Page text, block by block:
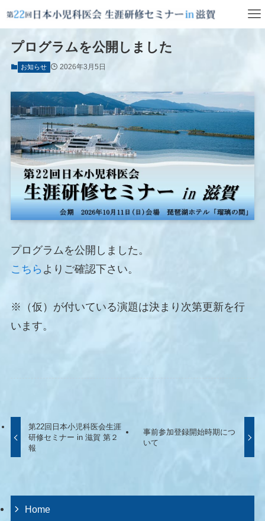
プログラムを公開しました
お知らせ 2026年3月5日
プログラムを公開しました。
こちら よりご確認下さい。
※（仮）が付いている演題は決まり次第更新を行
います。
第22回日本小児科医会生涯
研修セミナー in 滋賀 第２
報
事前参加登録開始時期につ
いて
Home